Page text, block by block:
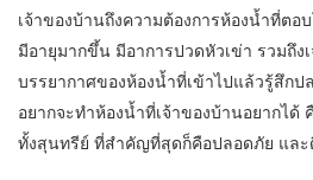
เจ้าของบ้านถึงความต้องการห้องน้ำที่ตอ
มีอายุมากขึ้น มีอาการปวดหัวเข่า รวมถึง
บรรยากาศของห้องน้ำที่เข้าไปแล้วรู้สึกป
อยากจะทำห้องน้ำที่เจ้าของบ้านอยากได้
ทั้งสุนทรีย์ ที่สำคัญที่สุดก็คือปลอดภัย แล